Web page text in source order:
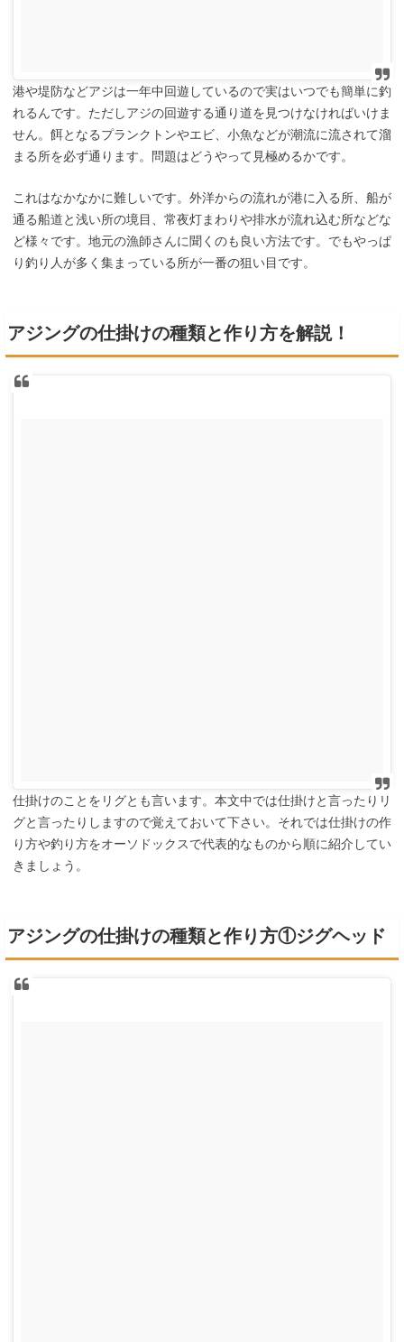
港や堤防などアジは一年中回遊しているので実はいつでも簡単に釣
れるんです。ただしアジの回遊する通り道を見つけなければいけま
せん。餌となるプランクトンやエビ、小魚などが潮流に流されて溜
まる所を必ず通ります。問題はどうやって見極めるかです。
これはなかなかに難しいです。外洋からの流れが港に入る所、船が
通る船道と浅い所の境目、常夜灯まわりや排水が流れ込む所などな
ど様々です。地元の漁師さんに聞くのも良い方法です。でもやっぱ
り釣り人が多く集まっている所が一番の狙い目です。
アジングの仕掛けの種類と作り方を解説！
仕掛けのことをリグとも言います。本文中では仕掛けと言ったりリ
グと言ったりしますので覚えておいて下さい。それでは仕掛けの作
り方や釣り方をオーソドックスで代表的なものから順に紹介してい
きましょう。
アジングの仕掛けの種類と作り方①ジグヘッド